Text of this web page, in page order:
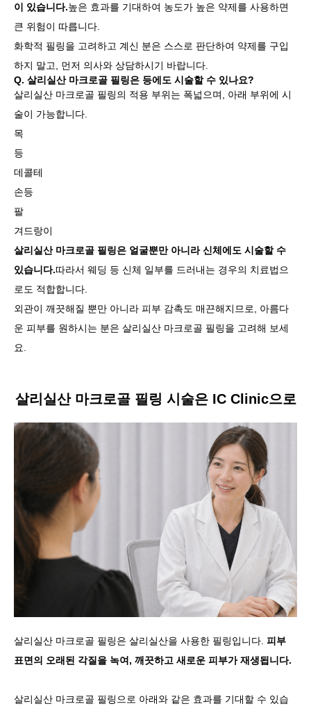
이 있습니다.높은 효과를 기대하여 농도가 높은 약제를 사용하면
큰 위험이 따릅니다.
화학적 필링을 고려하고 계신 분은 스스로 판단하여 약제를 구입
하지 말고, 먼저 의사와 상담하시기 바랍니다.
Q. 살리실산 마크로골 필링은 등에도 시술할 수 있나요?
살리실산 마크로골 필링의 적용 부위는 폭넓으며, 아래 부위에 시
술이 가능합니다.
목
등
데콜테
손등
팔
겨드랑이
살리실산 마크로골 필링은 얼굴뿐만 아니라 신체에도 시술할 수
있습니다.따라서 웨딩 등 신체 일부를 드러내는 경우의 치료법으
로도 적합합니다.
외관이 깨끗해질 뿐만 아니라 피부 감촉도 매끈해지므로, 아름다
운 피부를 원하시는 분은 살리실산 마크로골 필링을 고려해 보세
요.
살리실산 마크로골 필링 시술은 IC Clinic으로
살리실산 마크로골 필링은 살리실산을 사용한 필링입니다. 피부
표면의 오래된 각질을 녹여, 깨끗하고 새로운 피부가 재생됩니다.
살리실산 마크로골 필링으로 아래와 같은 효과를 기대할 수 있습